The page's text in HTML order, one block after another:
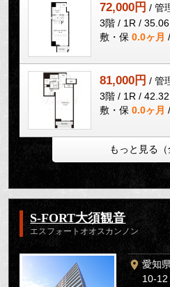
72,000円 / 管
3階 / 1R / 35.06
敷・保 0.0ヶ月
81,000円 / 管
3階 / 1R / 42.32
敷・保 0.0ヶ月
もっと見る（
S-FORT大須観音
エスフォートオオスカンノン
愛知
10-12